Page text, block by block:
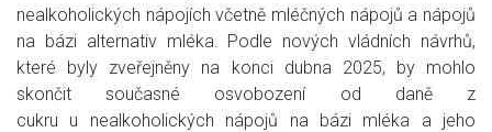
nealkoholických nápojích včetně mléčných nápojů a nápojů
na bázi alternativ mléka. Podle nových vládních návrhů,
které byly zveřejněny na konci dubna 2025, by mohlo
skončit současné osvobození od daně z
cukru u nealkoholických nápojů na bázi mléka a jeho